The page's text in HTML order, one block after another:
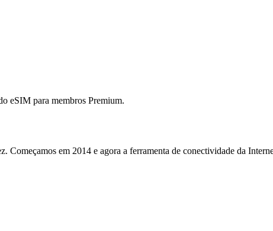
eSIM para membros Premium.
Começamos em 2014 e agora a ferramenta de conectividade da